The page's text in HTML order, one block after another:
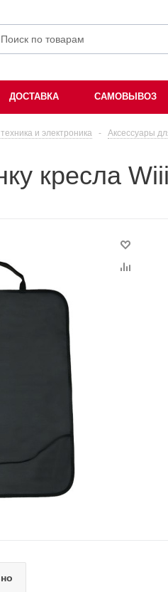
ДОСТАВКА САМОВЫВОЗ
и электроника - Аксессуары
кресла